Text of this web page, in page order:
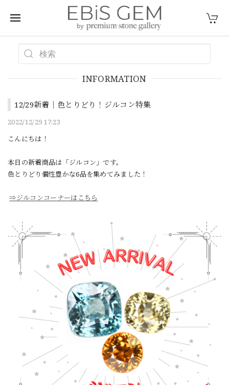
INFORMATION
12/29新着｜色とりどり！ジルコン特集
2022/12/29 17:23
こんにちは！
本日の新着商品は「ジルコン」です。
色とりどり個性豊かな6品を集めてみました！
⇒ジルコンコーナーはこちら